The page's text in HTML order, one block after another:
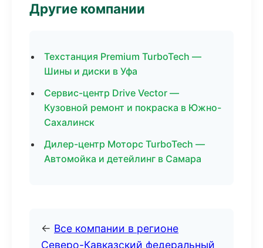
Другие компании
Техстанция Premium TurboTech —
Шины и диски в Уфа
Сервис-центр Drive Vector —
Кузовной ремонт и покраска в Южно-
Сахалинск
Дилер-центр Моторс TurboTech —
Автомойка и детейлинг в Самара
← Все компании в регионе
Северо-Кавказский федеральный